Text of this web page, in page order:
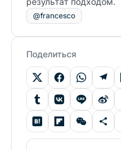
@francesco
Поделиться